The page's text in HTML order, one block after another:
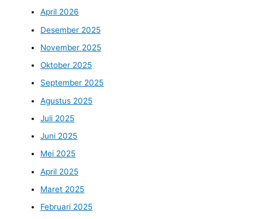
April 2026
Desember 2025
November 2025
Oktober 2025
September 2025
Agustus 2025
Juli 2025
Juni 2025
Mei 2025
April 2025
Maret 2025
Februari 2025